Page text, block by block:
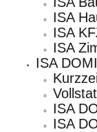
ISA
ISA
ISA
ISA
ISA
ISA